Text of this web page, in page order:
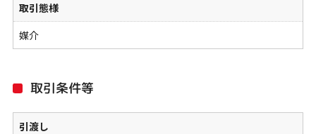
取引態様
媒介
取引条件等
引渡し